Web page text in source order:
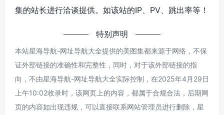
集的站长进行洽谈提供。如该站的IP、PV、跳出率等！
特别声明
本站星海导航-网址导航大全提供的美图集都来源于网络，不保
证外部链接的准确性和完整性，同时，对于该外部链接的指
向，不由星海导航-网址导航大全实际控制，在2025年4月29日
上午10:02收录时，该网页上的内容，都属于合规合法，后期网
页的内容如出现违规，可以直接联系网站管理员进行删除，星